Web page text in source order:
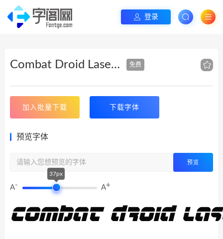
登录
Combat Droid Laser Italic 免费
加入批量下载 下载字体
预览字体
预览
A-
37px
A+